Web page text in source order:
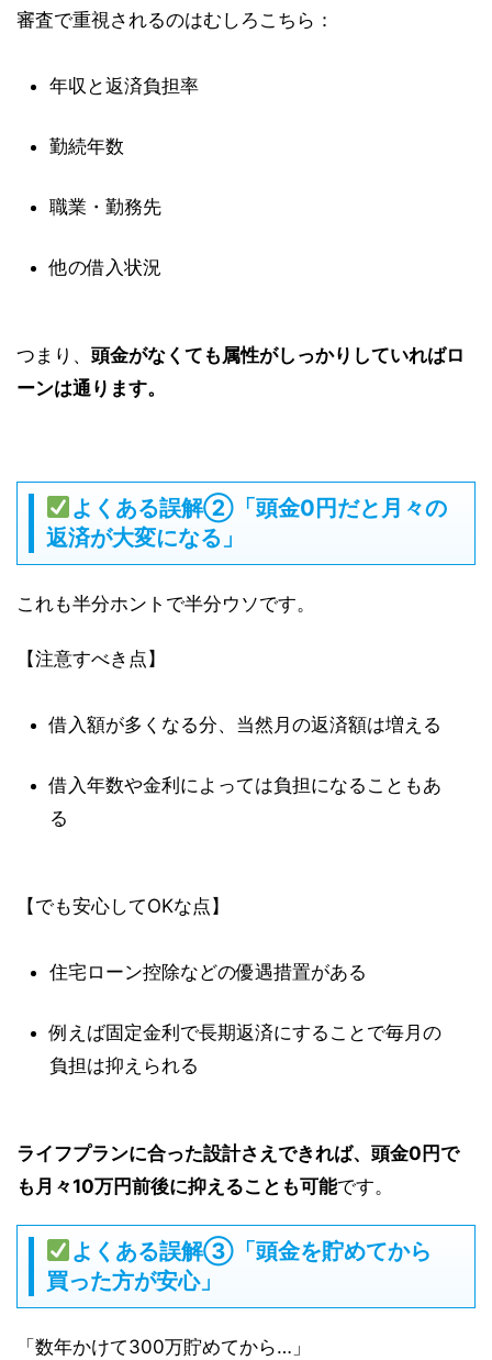
審査で重視されるのはむしろこちら：
年収と返済負担率
勤続年数
職業・勤務先
他の借入状況
つまり、 頭金がなくても属性がしっかりしていればロ
ーンは通ります。
よくある誤解②「頭金0円だと月々の
返済が大変になる」
これも半分ホントで半分ウソです。
【注意すべき点】
借入額が多くなる分、当然月の返済額は増える
借入年数や金利によっては負担になることもあ
る
【でも安心してOKな点】
住宅ローン控除などの優遇措置がある
例えば固定金利で長期返済にすることで毎月の
負担は抑えられる
ライフプランに合った設計さえできれば、頭金0円で
も月々10万円前後に抑えることも可能です。
よくある誤解③「頭金を貯めてから
買った方が安心」
「数年かけて300万貯めてから…」